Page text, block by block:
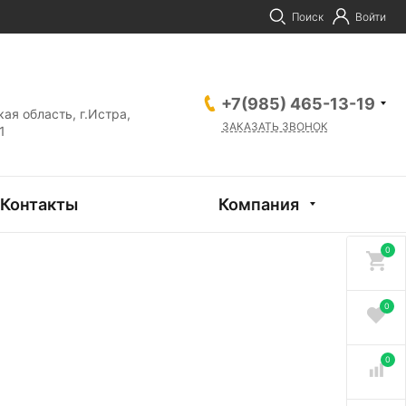
Поиск Войти
область, г.Истра,
+7(985) 465-13-19
ЗАКАЗАТЬ ЗВОНОК
Контакты Компания
0
0
0